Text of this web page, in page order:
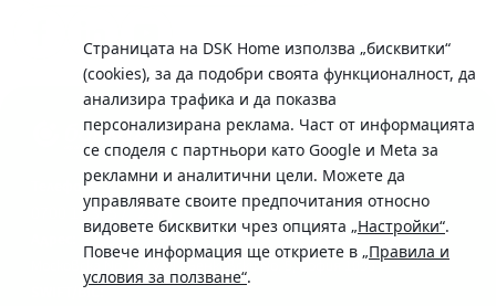
Страницата на DSK Home използва „бисквитки“
(cookies), за да подобри своята функционалност, да
анализира трафика и да показва
персонализирана реклама. Част от информацията
се споделя с партньори като Google и Meta за
рекламни и аналитични цели. Можете да
управлявате своите предпочитания относно
видовете бисквитки чрез опцията „Настройки“.
Повече информация ще откриете в „Правила и
условия за ползване“.
Телефон:
0700 10 375 / *2375
Московска No.19 / ул. Г. Бенковски No. 5, София 1036
SWIFT/BIC: